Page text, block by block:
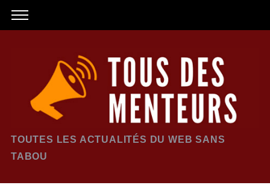
TOUTES LES ACTUALITÉS DU WEB SANS
TABOU